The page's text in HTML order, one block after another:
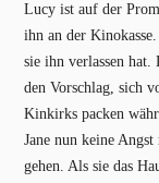
Lucy ist auf der
ihn an der
sie ihn verlassen
den Vorschlag, sich
Kinkirks packen
Jane nun keine
gehen. Als sie das